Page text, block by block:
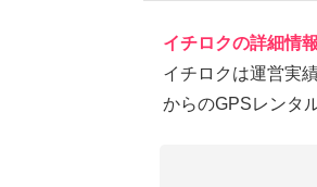
イチロクの詳細情
イチロクは運営実
からのGPSレンタ